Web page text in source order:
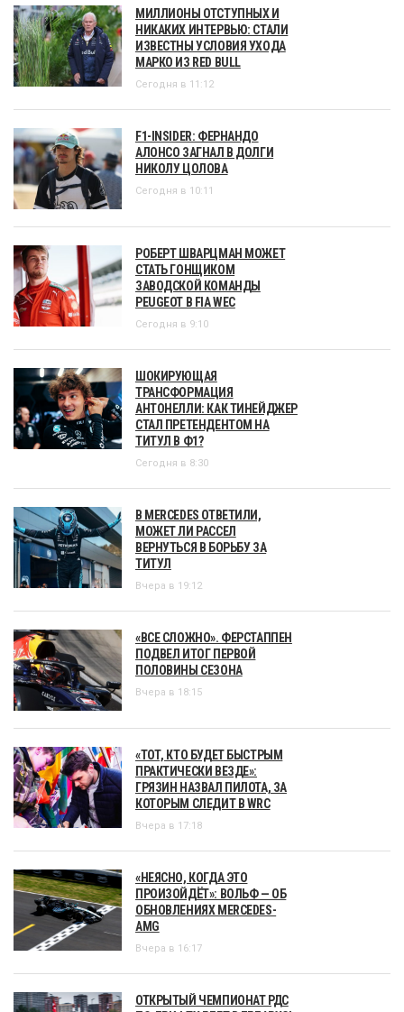
МИЛЛИОНЫ ОТСТУПНЫХ И
НИКАКИХ ИНТЕРВЬЮ: СТАЛИ
ИЗВЕСТНЫ УСЛОВИЯ УХОДА
МАРКО ИЗ RED BULL
Сегодня в 11:12
F1-INSIDER: ФЕРНАНДО
АЛОНСО ЗАГНАЛ В ДОЛГИ
НИКОЛУ ЦОЛОВА
Сегодня в 10:11
РОБЕРТ ШВАРЦМАН МОЖЕТ
СТАТЬ ГОНЩИКОМ
ЗАВОДСКОЙ КОМАНДЫ
PEUGEOT В FIA WEC
Сегодня в 9:10
ШОКИРУЮЩАЯ
ТРАНСФОРМАЦИЯ
АНТОНЕЛЛИ: КАК ТИНЕЙДЖЕР
СТАЛ ПРЕТЕНДЕНТОМ НА
ТИТУЛ В Ф1?
Сегодня в 8:30
В MERCEDES ОТВЕТИЛИ,
МОЖЕТ ЛИ РАССЕЛ
ВЕРНУТЬСЯ В БОРЬБУ ЗА
ТИТУЛ
Вчера в 19:12
«ВСЕ СЛОЖНО». ФЕРСТАППЕН
ПОДВЕЛ ИТОГ ПЕРВОЙ
ПОЛОВИНЫ СЕЗОНА
Вчера в 18:15
«ТОТ, КТО БУДЕТ БЫСТРЫМ
ПРАКТИЧЕСКИ ВЕЗДЕ»:
ГРЯЗИН НАЗВАЛ ПИЛОТА, ЗА
КОТОРЫМ СЛЕДИТ В WRC
Вчера в 17:18
«НЕЯСНО, КОГДА ЭТО
ПРОИЗОЙДЁТ»: ВОЛЬФ — ОБ
ОБНОВЛЕНИЯХ MERCEDES-
AMG
Вчера в 16:17
ОТКРЫТЫЙ ЧЕМПИОНАТ РДС